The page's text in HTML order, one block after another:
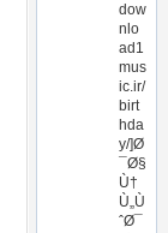
dow
nlo
ad1
mus
ic.ir/
birt
hda
y/]Ø
¯Ø§
Ù†
Ù„Ù
ˆØ¯